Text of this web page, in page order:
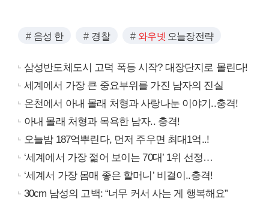
음성 한 경찰 와우넷 오늘장전략
삼성반도체도시 고덕 폭등 시작? 대장단지로 몰린다!
세계에서 가장 큰 중요부위를 가진 남자의 진실
온천에서 아내 몰래 처형과 사랑나눈 이야기..충격!
아내 몰래 처형과 목욕한 남자.. 충격!
오늘밤 187억뿌린다, 먼저 주우면 최대1억..!
‘세계에서 가장 젊어 보이는 70대’ 1위 선정…
‘세계서 가장 몸매 좋은 할머니’ 비결이..충격!
30cm 남성의 고백: “너무 커서 사는 게 행복해요”